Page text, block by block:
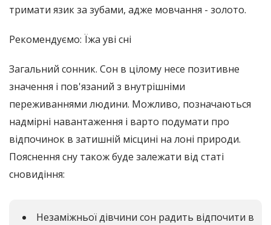
тримати язик за зубами, адже мовчання - золото.
Рекомендуємо: Їжа уві сні
Загальний сонник. Сон в цілому несе позитивне
значення і пов'язаний з внутрішніми
переживаннями людини. Можливо, позначаються
надмірні навантаження і варто подумати про
відпочинок в затишній місцині на лоні природи.
Пояснення сну також буде залежати від статі
сновидіння:
Незаміжньої дівчини сон радить відпочити в